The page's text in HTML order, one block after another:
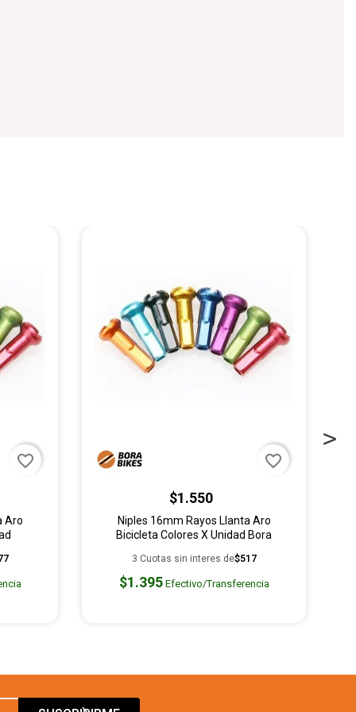
favorite_border
Aro
favorite_border
$1.550
Niples 16mm Rayos Llanta Aro
Bicicleta Colores X Unidad Bora
3 Cuotas sin interes de$517
$1.395Efectivo/Transferencia